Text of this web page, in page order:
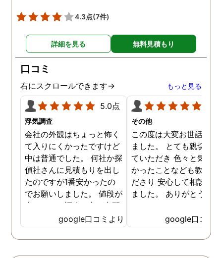
も、不安で日々辛い気持ち
対応して頂いた上に、かな
り迅速に弁護士に関するア
ドバイスを頂き繋いで下さ
った事、本当に感謝してい
ます。
4.3点(7件)
詳細を見る 無料見積もり
口コミ
右にスクロールできます→ もっと見る
5.0点
浮気調査
会社の外観はちょっと怖く
て入りにくかったですけど
中は普通でした。 何社か探
偵社さんに見積もりを出し
たのですが1番安かったの
でお願いしました。 値段が
安いので、調査の方が心配
でしたがしっかり浮気の証
拠を押さえて頂けました。
ありがとう御座いました。
google口コミより
その他
この度は大変お世話にな
ました。 とても親切に
ていただき 色々と気付
かったことなども教えて
ださり 安心して相談が
ました。 ありがとうご
google口コミ